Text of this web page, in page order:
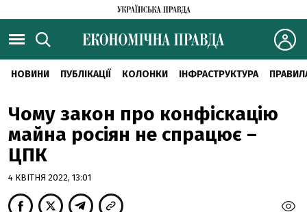
НОВИНИ ПУБЛІКАЦІЇ КОЛОНКИ ІНФРАСТРУКТУРА
Чому закон про конфіскацію
майна росіян не спрацює –
ЦПК
4 КВІТНЯ 2022, 13:01